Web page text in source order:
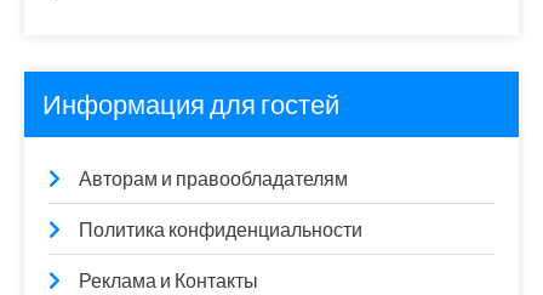
Информация для гостей
Авторам и правообладателям
Политика конфиденциальности
Реклама и Контакты